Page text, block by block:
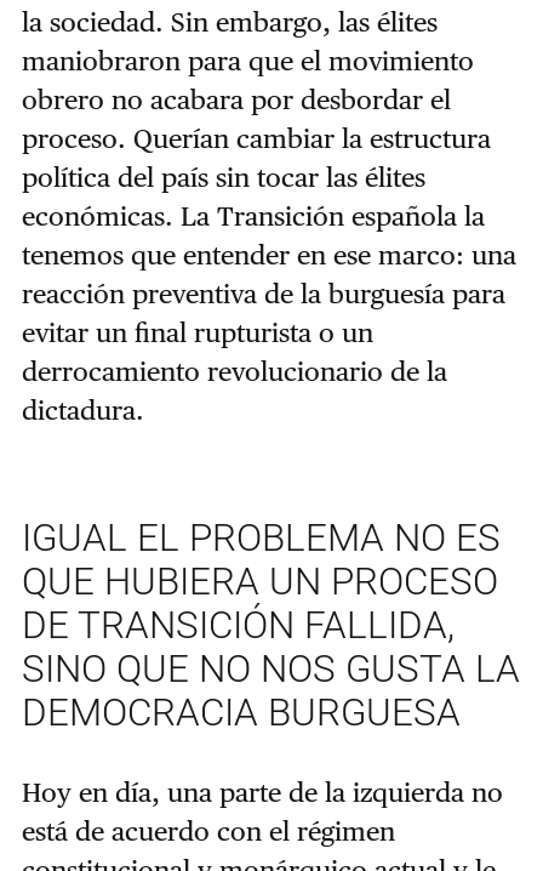
la sociedad. Sin embargo, las élites
maniobraron para que el movimiento
obrero no acabara por desbordar el
proceso. Querían cambiar la estructura
política del país sin tocar las élites
económicas. La Transición española la
tenemos que entender en ese marco: una
reacción preventiva de la burguesía para
evitar un final rupturista o un
derrocamiento revolucionario de la
dictadura.
IGUAL EL PROBLEMA NO ES
QUE HUBIERA UN PROCESO
DE TRANSICIÓN FALLIDA,
SINO QUE NO NOS GUSTA LA
DEMOCRACIA BURGUESA
Hoy en día, una parte de la izquierda no
está de acuerdo con el régimen